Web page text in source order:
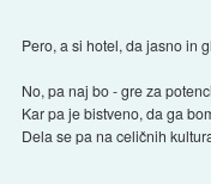
Pero, a si hotel, da jasno in
No, pa naj bo - gre za
Kar pa je bistveno, da ga
Dela se pa na celičnih